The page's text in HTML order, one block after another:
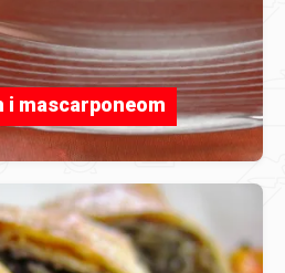
i mascarponeom